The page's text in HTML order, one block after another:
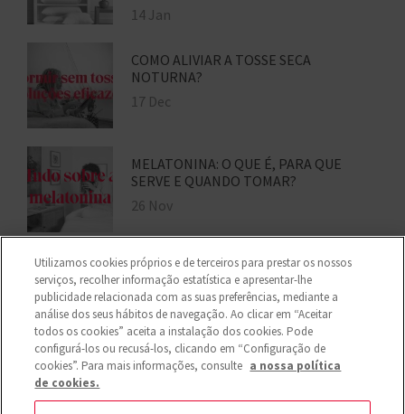
14 Jan
COMO ALIVIAR A TOSSE SECA
NOTURNA?
17 Dec
MELATONINA: O QUE É, PARA QUE
SERVE E QUANDO TOMAR?
26 Nov
Utilizamos cookies próprios e de terceiros para prestar os nossos
serviços, recolher informação estatística e apresentar-lhe
publicidade relacionada com as suas preferências, mediante a
análise dos seus hábitos de navegação. Ao clicar em “Aceitar
todos os cookies” aceita a instalação dos cookies. Pode
configurá-los ou recusá-los, clicando em “Configuração de
cookies”. Para mais informações, consulte a nossa política
de cookies.